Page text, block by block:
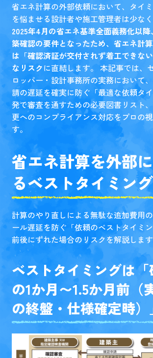
省エネ計算の外部依頼において、タイ
を悩ませる設計者や施工管理者は少なく
2025年4月の省エネ基準全面義務化以
築確認の要件となったため、省エネ計
は「確認済証が交付されず着工できな
なリスクに直結します。 本記事では、
ロッパー・設計事務所の実務において
請の遅延を確実に防ぐ「最適な依頼タ
発で審査を通すための必要図書リスト
更へのコンプライアンス対応をプロの
す。
省エネ計算を外部
るベストタイミン
計算のやり直しによる無駄な追加費用
ール遅延を防ぐ「依頼のベストタイミ
前後にずれた場合のリスクを解説します
ベストタイミングは
の1か月〜1.5か月前（
の終盤・仕様確定時）